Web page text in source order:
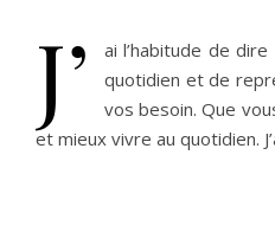
j’
ai l’habitude de
quotidien et de
vos besoin. Que
et mieux vivre au quotidien.